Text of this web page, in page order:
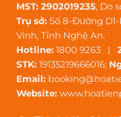
MST: 2902019235, Do
Trụ sở: Số 8-Đường
Vinh, Tỉnh Nghệ An.
Hotline: 1800 9263 |
STK: 19135219666016;
Email:
Website: